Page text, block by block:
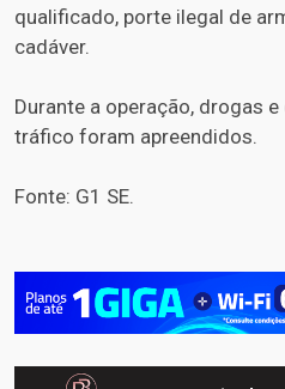
qualificado, porte ilegal de
cadáver.
Durante a operação, drogas
tráfico foram apreendidos.
Fonte: G1 SE.